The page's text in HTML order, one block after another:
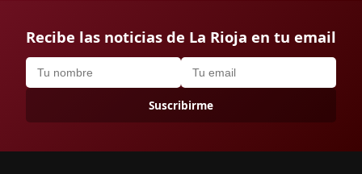
Recibe las noticias de La Rioja en tu email
Suscribirme